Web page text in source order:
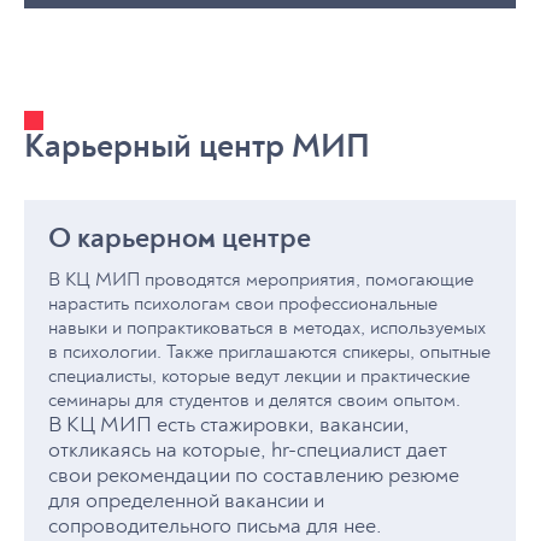
Знания выпускника позволят анализировать скрытые
процессы в организациях: мотивацию сотрудников,
корпоративные тренинги, помогать в решении
кадровых вопросов и развитии корпоративной
культуры через понимание глубинных
психологических механизмов.
дистанционно, гарантированно получает место для
Разнообразие форматов (очно, дистанционно, на
партнерских или самостоятельно выбранных
Научно-исследовательская деятельность и участие
в интервизионных группах
Супервизорское сопровождение
Гибкие формы обучения: работа с видео-кейсами,
взаимодействие в малых и больших группах,
практика в формате "Двойки-Тройки"
Карьерный центр МИП
О карьерном центре
В КЦ МИП проводятся мероприятия, помогающие
нарастить психологам свои профессиональные
навыки и попрактиковаться в методах, используемых
в психологии. Также приглашаются спикеры, опытные
специалисты, которые ведут лекции и практические
семинары для студентов и делятся своим опытом.
В КЦ МИП есть стажировки, вакансии,
откликаясь на которые, hr-специалист дает
свои рекомендации по составлению резюме
для определенной вакансии и
сопроводительного письма для нее.